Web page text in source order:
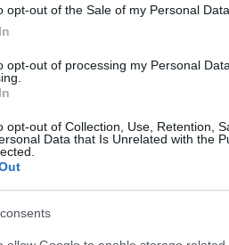
opt-out of the Sale of my Personal Data.
opt-out of processing my Personal
opt-out of Collection, Use, Retention,
Data that Is Unrelated with the
infrastruttura
la base su cui costruire
infrastrutturali su
del paese,
comuni altrimenti vulnerabili
di trasformare questa